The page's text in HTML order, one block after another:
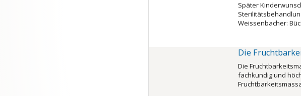
Später
Weissenbacher:
Die
Die
fachkundig und